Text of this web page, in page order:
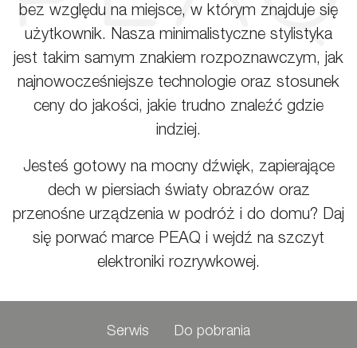
bez względu na miejsce, w którym znajduje się
użytkownik. Nasza minimalistyczne stylistyka
jest takim samym znakiem rozpoznawczym, jak
najnowocześniejsze technologie oraz stosunek
ceny do jakości, jakie trudno znaleźć gdzie
indziej.
Jesteś gotowy na mocny dźwięk, zapierające
dech w piersiach światy obrazów oraz
przenośne urządzenia w podróż i do domu? Daj
się porwać marce PEAQ i wejdź na szczyt
elektroniki rozrywkowej.
Serwis Do pobrania